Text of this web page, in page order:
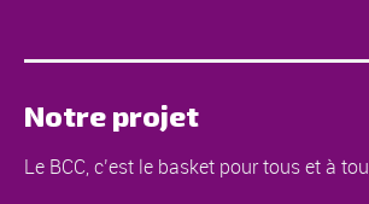
Notre projet
Le BCC, c’est le basket pour tous et à